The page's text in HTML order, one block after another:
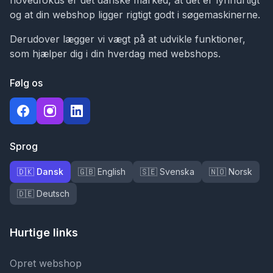
og at din webshop ligger rigtigt godt i søgemaskinerne.
Derudover lægger vi vægt på at udvikle funktioner,
som hjælper dig i din hverdag med webshops.
Følg os
Sprog
🇩🇰 Dansk 🇬🇧 English 🇸🇪 Svenska 🇳🇴 Norsk
🇩🇪 Deutsch
Hurtige links
Opret webshop